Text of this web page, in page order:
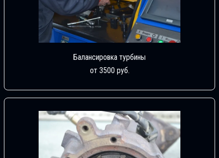
Балансировка турбины
от 3500 руб.